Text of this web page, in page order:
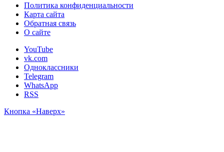
Политика конфиденциальности
Карта сайта
Обратная связь
О сайте
YouTube
vk.com
Одноклассники
Telegram
WhatsApp
RSS
Кнопка «Наверх»